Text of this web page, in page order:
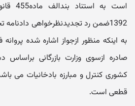
است
1392ضمن رد تجدیدنظرخواهی دادنامه
به اینکه منظور ازجواز اشاره شده
صادره ازسوی وزارت بازرگانی
کشوری کنترل و مبارزه بادخانیات می
قطعی است.